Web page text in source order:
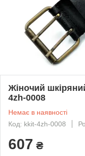
Жіночий
4zh-0008
Немає в наявності
Код: kkit-4zh-0008
607 ₴